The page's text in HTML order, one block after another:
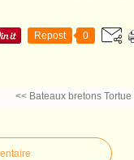
Repost 0
<< Bateaux bretons